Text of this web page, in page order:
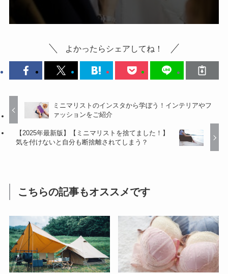
よかったらシェアしてね！
ミニマリストのインスタから学ぼう！インテリアやフ
ァッションをご紹介
【2025年最新版】【ミニマリストを捨てました！】
気を付けないと自分も断捨離されてしまう？
こちらの記事もオススメです